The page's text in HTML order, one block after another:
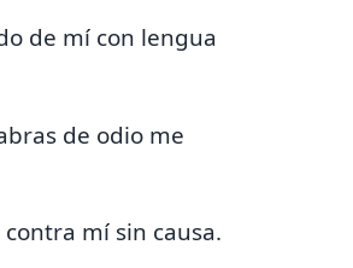
de mí con lengua
de odio me
contra mí sin causa.